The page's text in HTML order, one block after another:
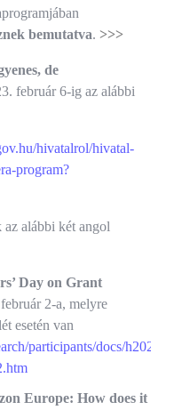
bemutatva. >>>
de
február 6-ig az alábbi
hivatalrol/hivatal-
program?
alábbi két angol
Day on Grant
2-a, melyre
esetén van
participants/docs/h2020-
Europe: How does it